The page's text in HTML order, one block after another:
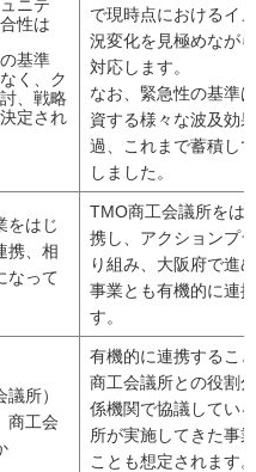
ニテ
性は
基準
く、ク
、戦略
定され
で現時点におけるイ
況変化を見極めなが
対応します。
なお、緊急性の基準
資する様々な波及効
過、これまで蓄積し
しました。
をはじ
携、相
なって
TMO商工会議所をは
携し、アクションプ
り組み、大阪府で進
事業とも有機的に連
す。
所）
商工会
有機的に連携するこ
商工会議所との役割
係機関で協議してい
所が実施してきた事
ことも想定されます